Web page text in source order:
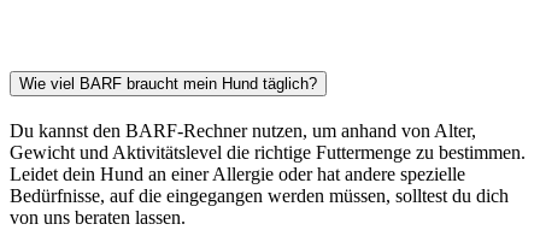
Wie viel BARF braucht mein Hund täglich?
Du kannst den BARF-Rechner nutzen, um anhand von Alter,
Gewicht und Aktivitätslevel die richtige Futtermenge zu bestimmen.
Leidet dein Hund an einer Allergie oder hat andere spezielle
Bedürfnisse, auf die eingegangen werden müssen, solltest du dich
von uns beraten lassen.